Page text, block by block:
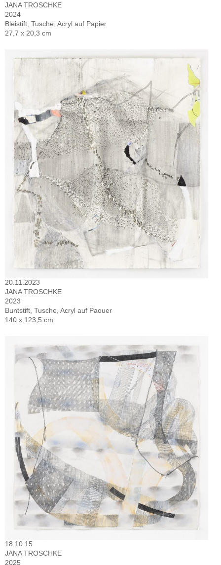
JANA TROSCHKE
2024
Bleistift, Tusche, Acryl auf Papier
27,7 x 20,3 cm
20.11.2023
JANA TROSCHKE
2023
Buntstift, Tusche, Acryl auf Paouer
140 x 123,5 cm
18.10.15
JANA TROSCHKE
2025